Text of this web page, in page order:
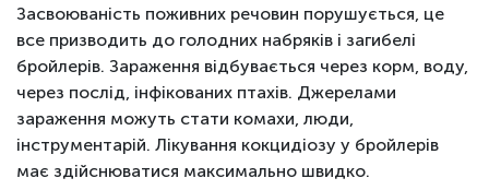
Засвоюваність поживних речовин порушується, це
все призводить до голодних набряків і загибелі
бройлерів. Зараження відбувається через корм, воду,
через послід, інфікованих птахів. Джерелами
зараження можуть стати комахи, люди,
інструментарій. Лікування кокцидіозу у бройлерів
має здійснюватися максимально швидко.